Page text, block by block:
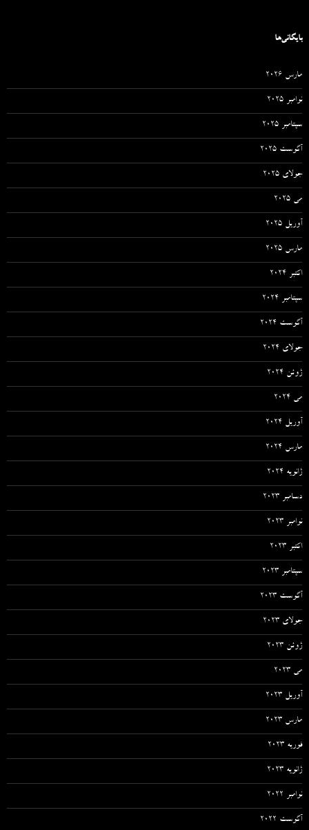
بایگانی‌ها
مارس 2026
نوامبر 2025
سپتامبر 2025
آگوست 2025
جولای 2025
می 2025
آوریل 2025
مارس 2025
اکتبر 2024
سپتامبر 2024
آگوست 2024
جولای 2024
ژوئن 2024
می 2024
آوریل 2024
مارس 2024
ژانویه 2024
دسامبر 2023
نوامبر 2023
اکتبر 2023
سپتامبر 2023
آگوست 2023
جولای 2023
ژوئن 2023
می 2023
آوریل 2023
مارس 2023
فوریه 2023
ژانویه 2023
نوامبر 2022
آگوست 2022